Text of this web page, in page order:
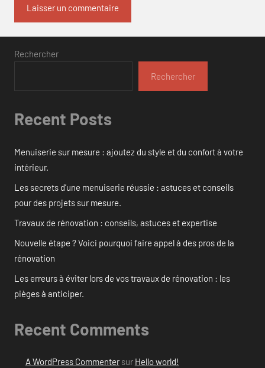
Rechercher
Rechercher
Recent Posts
Menuiserie sur mesure : ajoutez du style et du confort à votre
intérieur.
Les secrets d’une menuiserie réussie : astuces et conseils
pour des projets sur mesure.
Travaux de rénovation : conseils, astuces et expertise
Nouvelle étape ? Voici pourquoi faire appel à des pros de la
rénovation
Les erreurs à éviter lors de vos travaux de rénovation : les
pièges à anticiper.
Recent Comments
A WordPress Commentersur Hello world!